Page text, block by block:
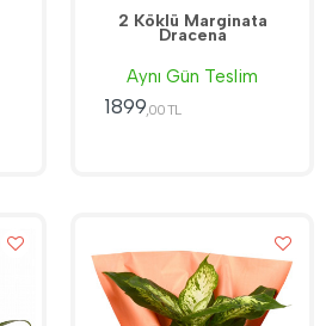
2 Köklü Marginata
Dracena
Aynı Gün Teslim
1899 ,00 TL